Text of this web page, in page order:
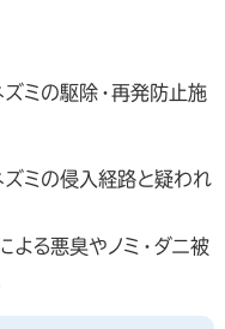
ミの駆除・再発防止施
ミの侵入経路と疑われ
よる悪臭やノミ・ダニ被